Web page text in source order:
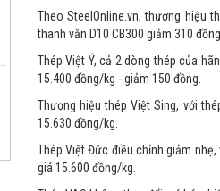
Theo SteelOnline.vn, thương hiệu
thanh vằn D10 CB300 giảm 310
Thép Việt Ý, cả 2 dòng thép của
15.400 đồng/kg - giảm 150 đồng.
Thương hiệu thép Việt Sing, với
15.630 đồng/kg.
Thép Việt Đức điều chỉnh giảm nhẹ,
giá 15.600 đồng/kg.